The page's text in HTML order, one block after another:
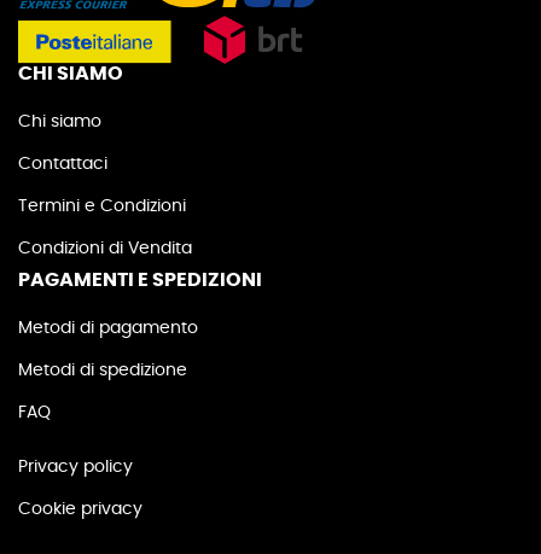
CHI SIAMO
Chi siamo
Contattaci
Termini e Condizioni
Condizioni di Vendita
PAGAMENTI E SPEDIZIONI
Metodi di pagamento
Metodi di spedizione
FAQ
Privacy policy
Cookie privacy